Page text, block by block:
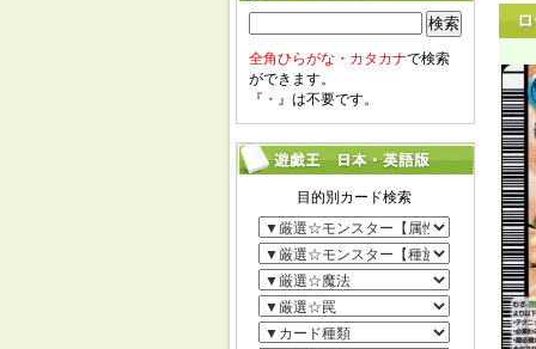
検索
全角ひらがな・カタカナで検索
ができます。
『 ・ 』は不要です。